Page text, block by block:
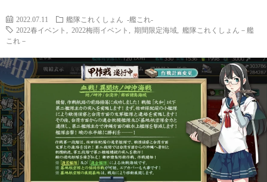
2022.07.11
艦隊これくしょん -艦これ-
2022春イベント
2022梅雨イベント 期間限定海域
艦隊これくしょん－艦
これ－